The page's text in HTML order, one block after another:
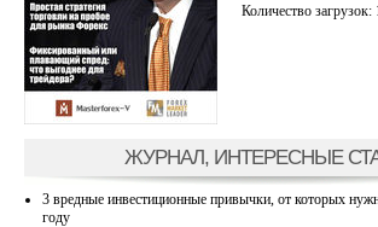
Количество загрузок:
ЖУРНАЛ, ИНТЕРЕСНЫЕ
3 вредные инвестиционные привычки, от которых
году